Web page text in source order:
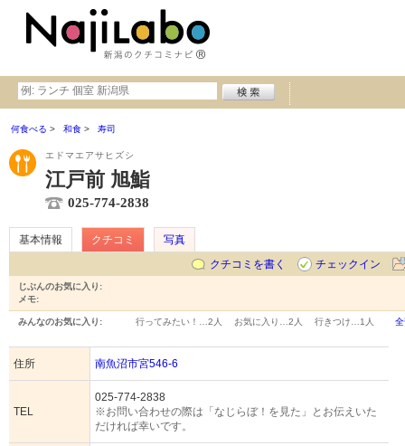
何食べる 和食 寿司
エドマエアサヒズシ
江戸前 旭鮨
025-774-2838
基本情報 クチコミ
写真
クチコミを書く
チェックイン
じぶんのお気に入り:
メモ:
みんなのお気に入り: 行ってみたい！… 2人 お気に入り… 2人 行きつけ… 1人
住所 南魚沼市宮546-6
TEL
025-774-2838
※お問い合わせの際は「なじらぼ！を見た」とお伝えいた
だければ幸いです。